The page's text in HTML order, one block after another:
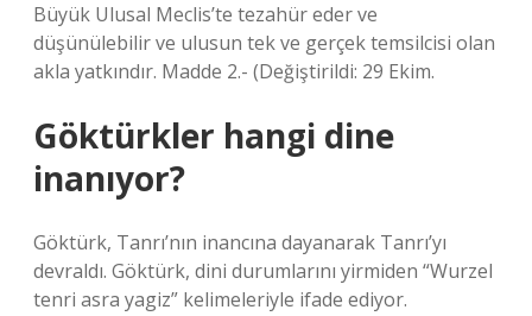
Büyük Ulusal Meclis’te tezahür eder ve
düşünülebilir ve ulusun tek ve gerçek temsilcisi olan
akla yatkındır. Madde 2.- (Değiştirildi: 29 Ekim.
Göktürkler hangi dine
inanıyor?
Göktürk, Tanrı’nın inancına dayanarak Tanrı’yı ​​
devraldı. Göktürk, dini durumlarını yirmiden “Wurzel
tenri asra yagiz” kelimeleriyle ifade ediyor.